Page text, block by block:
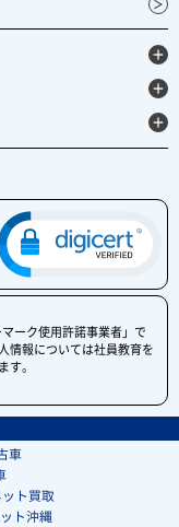
ーク使用許諾事業者」で
情報については社員教育を
。
車
ト買取
ト沖縄